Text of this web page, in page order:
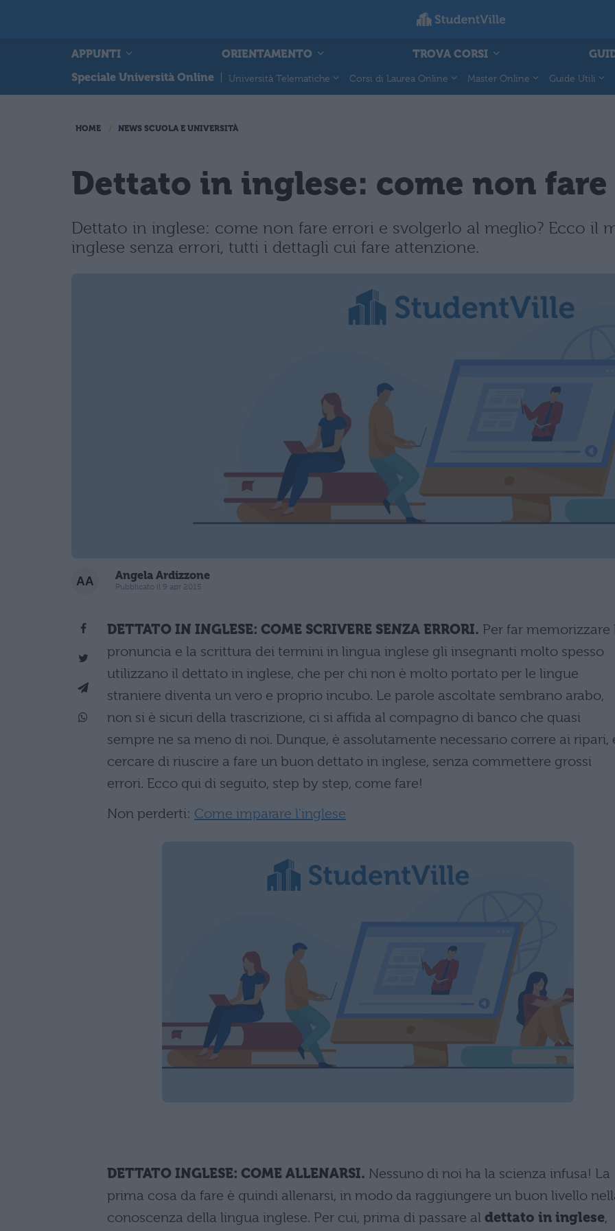
APPUNTI ORIENTAMENTO TROVA CORSI
Speciale Università Online
Università Telematiche Corsi di Laurea Online Master Online Guide Utili
HOME NEWS SCUOLA E UNIVERSITÀ
Dettato in inglese: come non
Dettato in inglese: come non fare errori e svolgerlo al meglio? Ecco il
inglese senza errori, tutti i dettagli cui fare attenzione.
Angela Ardizzone
Pubblicato il 9 apr 2015
DETTATO IN INGLESE: COME SCRIVERE SENZA ERRORI. Per far memorizzare
pronuncia e la scrittura dei termini in lingua inglese gli insegnanti molto spesso
utilizzano il dettato in inglese, che per chi non è molto portato per le lingue
straniere diventa un vero e proprio incubo. Le parole ascoltate sembrano arabo,
non si è sicuri della trascrizione, ci si affida al compagno di banco che quasi
sempre ne sa meno di noi. Dunque, è assolutamente necessario correre ai ripari,
cercare di riuscire a fare un buon dettato in inglese, senza commettere grossi
errori. Ecco qui di seguito, step by step, come fare!
Non perderti: Come imparare l'inglese
DETTATO INGLESE: COME ALLENARSI. Nessuno di noi ha la scienza infusa! La
prima cosa da fare è quindi allenarsi, in modo da raggiungere un buon livello
conoscenza della lingua inglese. Per cui, prima di passare al dettato in inglese,